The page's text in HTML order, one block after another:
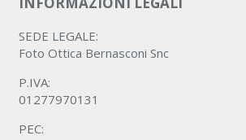
SEDE LEGALE:
Foto Ottica Bernasconi Snc
P.IVA:
01277970131
PEC: